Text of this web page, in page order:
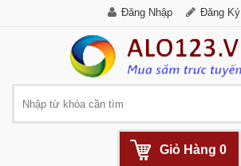
Đăng Nhập Đăng Ký
Giỏ Hàng 0